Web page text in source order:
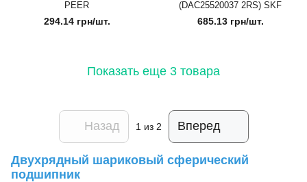
PEER
294.14 грн/шт.
(DAC25520037 2RS) SKF
685.13 грн/шт.
Показать еще 3 товара
Назад 1 из 2 Вперед
Двухрядный шариковый сферический
подшипник